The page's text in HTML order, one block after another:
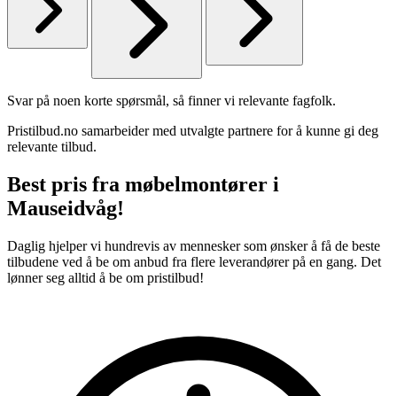
Svar på noen korte spørsmål, så finner vi relevante fagfolk.
Pristilbud.no samarbeider med utvalgte partnere for å kunne gi deg
relevante tilbud.
Best pris fra møbelmontører i
Mauseidvåg!
Daglig hjelper vi hundrevis av mennesker som ønsker å få de beste
tilbudene ved å be om anbud fra flere leverandører på en gang. Det
lønner seg alltid å be om pristilbud!